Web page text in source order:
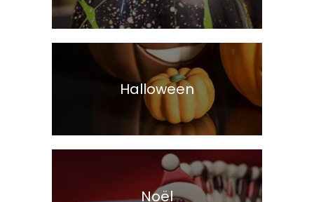
Halloween
Noël